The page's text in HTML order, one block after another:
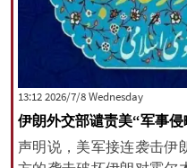
‫‫Wednesday‬‬ 2026/7/8 13:12
伊朗外交部谴责美“军事侵
声明说，美军接连袭击伊